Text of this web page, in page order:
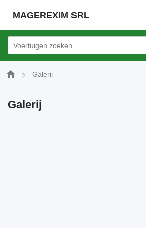
MAGEREXIM SRL
Galerij
Galerij